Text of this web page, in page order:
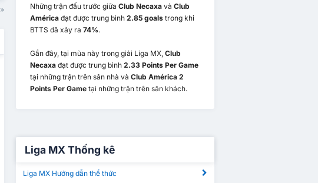
Những trận đấu trước giữa Club Necaxavà Club
Américađạt được trung bình 2.85 goalstrong khi
BTTS đã xảy ra 74%.
Gần đây, tại mùa này trong giải Liga MX, Club
Necaxađạt được trung bình 2.33 Points Per Game
tại những trận trên sân nhà và Club América 2
Points Per Gametại những trận trên sân khách.
Liga MX Thống kê
Liga MX Hướng dẫn thể thức